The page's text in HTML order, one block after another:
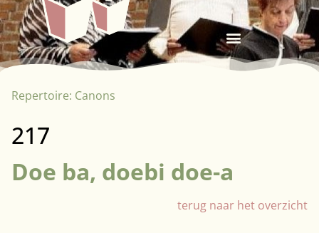
Repertoire: Canons
217
Doe ba, doebi doe-a
terug naar het overzicht